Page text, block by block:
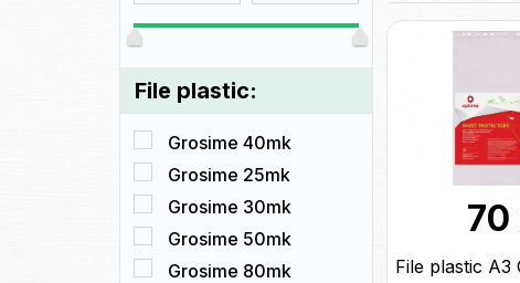
File plastic:
Grosime 40mk
Grosime 25mk
Grosime 30mk
Grosime 50mk
Grosime 80mk
70